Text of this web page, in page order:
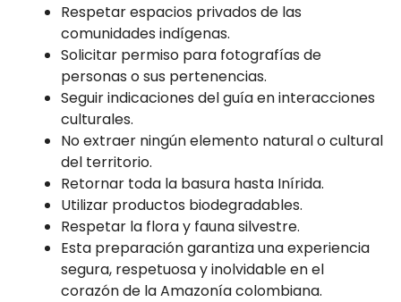
Respetar espacios privados de las
comunidades indígenas.
Solicitar permiso para fotografías de
personas o sus pertenencias.
Seguir indicaciones del guía en interacciones
culturales.
No extraer ningún elemento natural o cultural
del territorio.
Retornar toda la basura hasta Inírida.
Utilizar productos biodegradables.
Respetar la flora y fauna silvestre.
Esta preparación garantiza una experiencia
segura, respetuosa y inolvidable en el
corazón de la Amazonía colombiana.